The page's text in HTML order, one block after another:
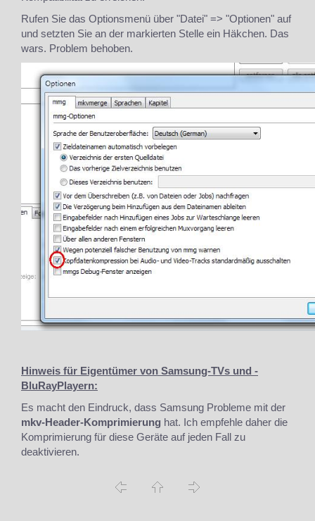
Rufen Sie das Optionsmenü über "Datei" => "Optionen" auf
und setzten Sie an der markierten Stelle ein Häkchen. Das
wars. Problem behoben.
Hinweis für Eigentümer von Samsung-TVs und -
BluRayPlayern:
Es macht den Eindruck, dass Samsung Probleme mit der
mkv-Header-Komprimierung hat. Ich empfehle daher die
Komprimierung für diese Geräte auf jeden Fall zu
deaktivieren.